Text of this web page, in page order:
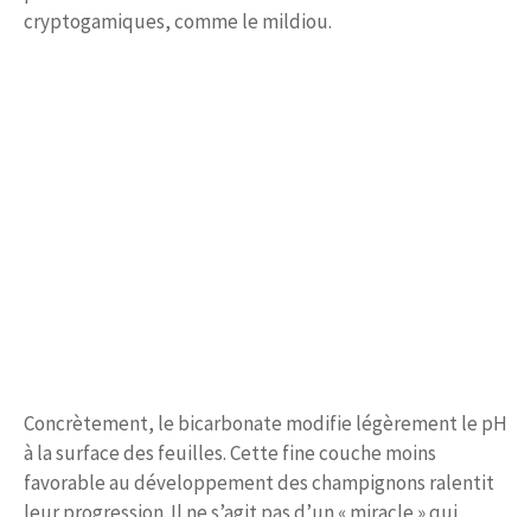
cryptogamiques, comme le mildiou.
Concrètement, le bicarbonate modifie légèrement le pH
à la surface des feuilles. Cette fine couche moins
favorable au développement des champignons ralentit